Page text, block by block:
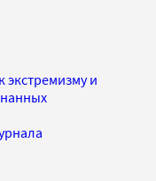
экстремизму и